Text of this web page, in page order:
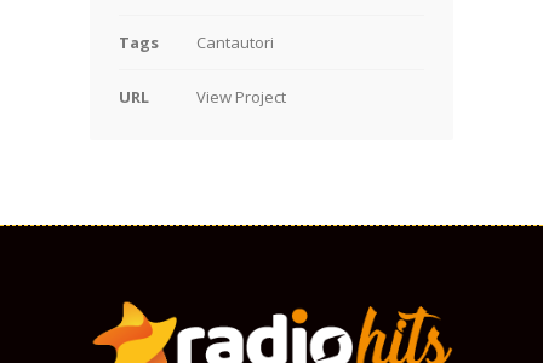
Tags Cantautori
URL View Project